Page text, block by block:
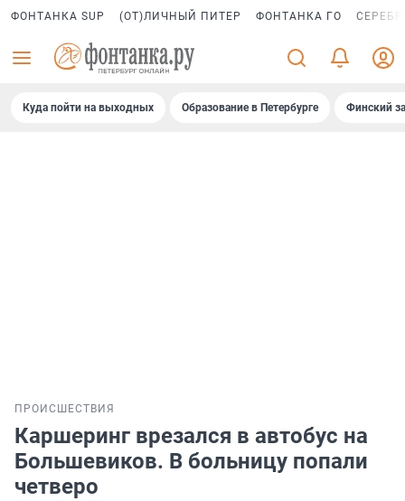
ФОНТАНКА SUP (ОТ)ЛИЧНЫЙ ПИТЕР ФОНТАНКА ГО
Куда пойти на выходных Образование в Петербурге Финский
ПРОИСШЕСТВИЯ
Каршеринг врезался в автобус на
Большевиков. В больницу попали
четверо